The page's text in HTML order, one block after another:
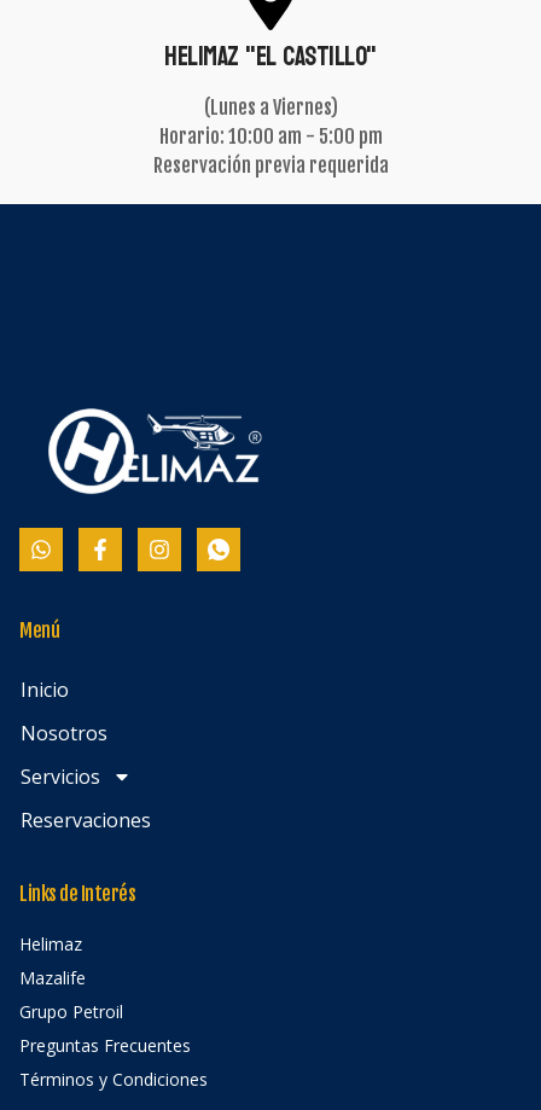
Helimaz "El Castillo"
(Lunes a Viernes)
Horario: 10:00 am - 5:00 pm
Reservación previa requerida
Menú
Inicio
Nosotros
Servicios
Reservaciones
Links de Interés
Helimaz
Mazalife
Grupo Petroil
Preguntas Frecuentes
Términos y Condiciones